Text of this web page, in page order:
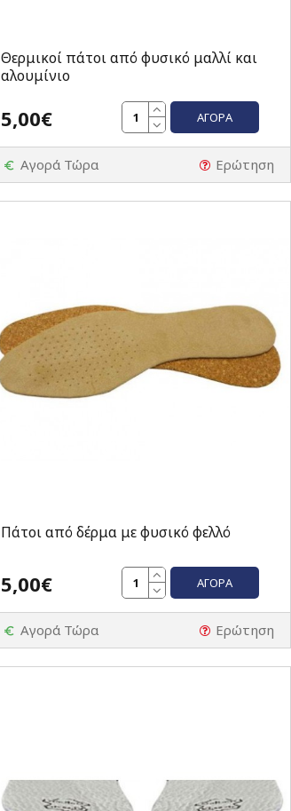
Θερμικοί πάτοι από φυσικό μαλλί και
αλουμίνιο
5,00€ ΑΓΟΡΆ
Αγορά Τώρα Ερώτηση
Πάτοι από δέρμα με φυσικό φελλό
5,00€ ΑΓΟΡΆ
Αγορά Τώρα Ερώτηση